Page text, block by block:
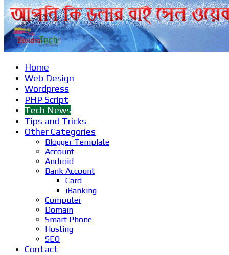
Home
Web Design
Wordpress
PHP Script
Tech News
Tips and Tricks
Other Categories
Blogger Template
Account
Android
Bank Account
Card
iBanking
Computer
Domain
Smart Phone
Hosting
SEO
Contact